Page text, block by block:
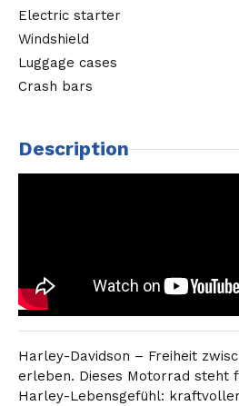
Electric starter
Windshield
Luggage cases
Crash bars
Description
Harley-Davidson – Freiheit
erleben. Dieses Motorrad steht
Harley-Lebensgefühl: